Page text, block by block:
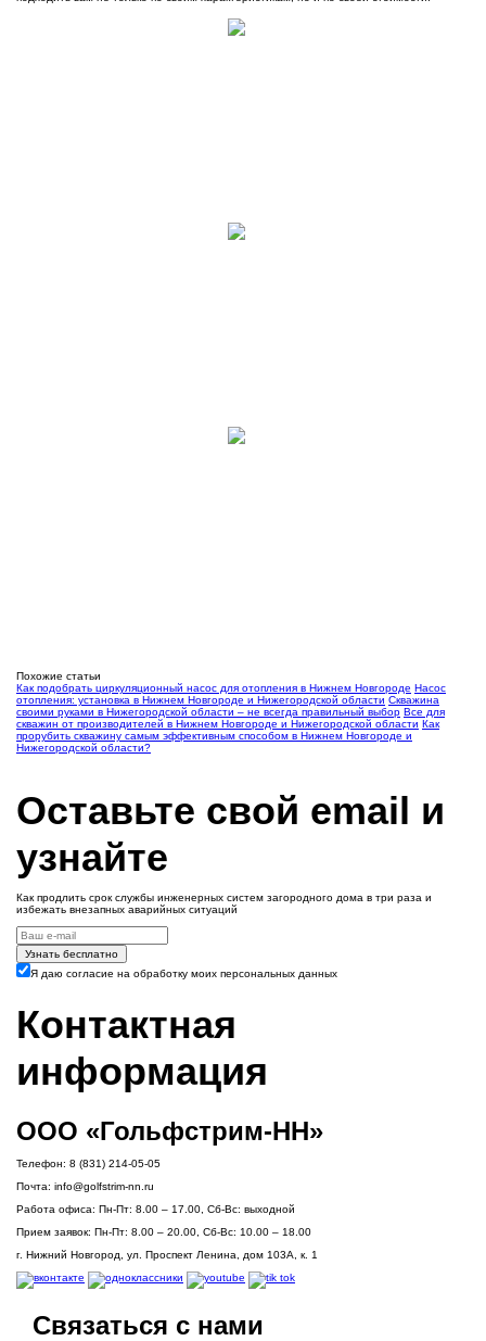
Похожие статьи
Как подобрать циркуляционный насос для отопления в Нижнем Новгороде Насос
отопления: установка в Нижнем Новгороде и Нижегородской области Скважина
своими руками в Нижегородской области – не всегда правильный выбор Все для
скважин от производителей в Нижнем Новгороде и Нижегородской области Как
прорубить скважину самым эффективным способом в Нижнем Новгороде и
Нижегородской области?
Оставьте свой email и
узнайте
Как продлить срок службы инженерных систем загородного дома в три раза и
избежать внезапных аварийных ситуаций
Узнать бесплатно
Я даю согласие на обработку моих персональных данных
Контактная
информация
ООО «Гольфстрим-НН»
Телефон: 8 (831) 214-05-05
Почта: info@golfstrim-nn.ru
Работа офиса: Пн-Пт: 8.00 – 17.00, Сб-Вс: выходной
Прием заявок: Пн-Пт: 8.00 – 20.00, Сб-Вс: 10.00 – 18.00
г. Нижний Новгород, ул. Проспект Ленина, дом 103А, к. 1
Связаться с нами